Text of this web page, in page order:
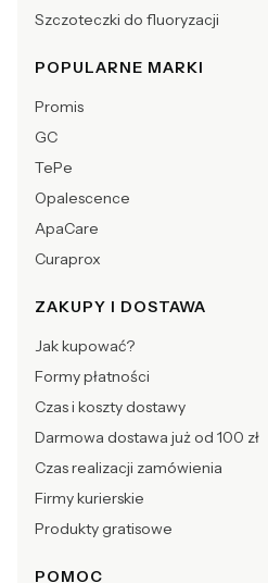
Szczoteczki do fluoryzacji
POPULARNE MARKI
Promis
GC
TePe
Opalescence
ApaCare
Curaprox
ZAKUPY I DOSTAWA
Jak kupować?
Formy płatności
Czas i koszty dostawy
Darmowa dostawa już od 100 zł
Czas realizacji zamówienia
Firmy kurierskie
Produkty gratisowe
POMOC